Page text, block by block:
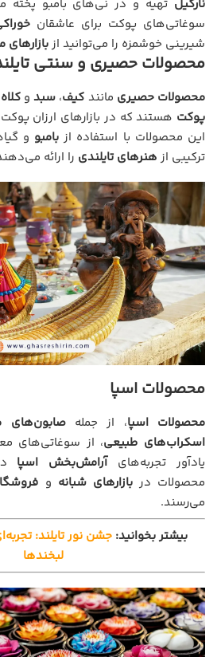
نارگیل تهیه و در نی‌های بامبو پخته
سوغاتی‌های پوکت برای عاشقان
شیرینی خوشمزه را می‌توانید ازبازارهای
محصولات حصیری و سنتی
محصولات حصیری مانند کیف، سبدوکلاه
پوکت هستند که در بازارهای ارزان
این محصولات با استفاده از بامبو و
ترکیبی از هنرهای تایلندی را ارائه
محصولات اسپا
محصولات اسپا، از جملهصابون‌های
اسکراب‌های طبیعی، از سوغاتی‌های
یادآور تجربه‌هایآرامش‌بخش اسپا
محصولات دربازارهای شبانه و
می‌رسند.
بیشتر بخوانید:جشن نور تایلند:
لبخندها